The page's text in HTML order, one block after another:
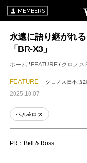
MEMBERS
永遠に語り継がれ
「BR-X3」
ホーム FEATURE クロノス
FEATURE クロノス日本版
2025.10.07
ベル&ロス
PR：Bell & Ross